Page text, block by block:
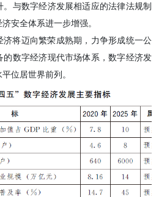
与数字经济发展相适应的法律法规制
安全体系进一步增强。
济将迈向繁荣成熟期，力争形成统一公
的数字经济现代市场体系，数字经济发
位居世界前列。